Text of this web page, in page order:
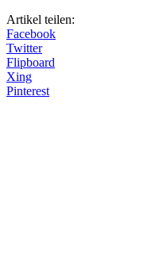
Artikel teilen:
Facebook
Twitter
Flipboard
Xing
Pinterest